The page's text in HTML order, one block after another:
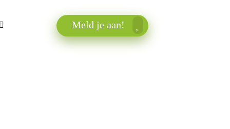
Meld je aan!